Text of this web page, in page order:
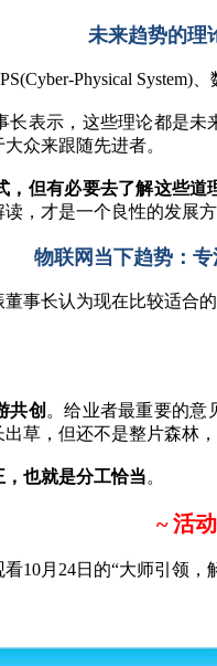
未来趋势的理
Physical
长表示，这些理论都是
众来跟随先进者。
，但有必要去了解这些道
，才是一个良性的发展
物联网当下趋势：
事长认为现在比较适合
共创 。给业者最重要的意
草，但还不是整片森林
也就是分工恰当。
~ 活
10月24日的“大师引领